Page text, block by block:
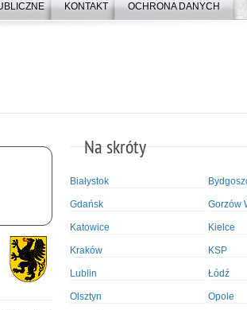
KONTAKT OCHRONA DANYCH
Na skróty
Białystok
Gdańsk Gorzów
Katowice Kielce
Kraków KSP
Lublin Łódź
Olsztyn Opole